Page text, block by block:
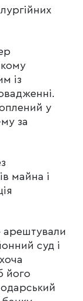
із
у
за
майна і
арештували
суд і
його